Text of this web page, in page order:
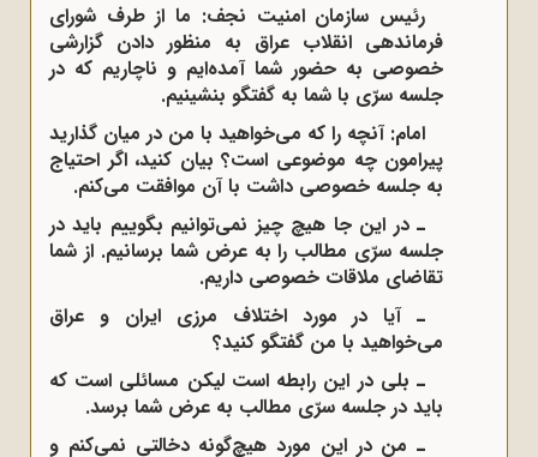
رئیس سازمان امنیت نجف: ما از طرف شورای
فرماندهی انقلاب عراق به منظور دادن گزارشی
خصوصی به حضور شما آمده‌ایم و ناچاریم که در
جلسه سرّی با شما به گفتگو بنشینیم.
امام: آنچه را که می‌خواهید با من در میان گذارید
پیرامون چه موضوعی است؟ بیان کنید، اگر احتیاج
به جلسه خصوصی داشت با آن موافقت می‌کنم.
ـ در این جا هیچ چیز نمی‌توانیم بگوییم باید در
جلسه سرّی مطالب را به عرض شما برسانیم. از شما
تقاضای ملاقات خصوصی داریم.
ـ آیا در مورد اختلاف مرزی ایران و عراق
می‌خواهید با من گفتگو کنید؟
ـ بلی در این رابطه است لیکن مسائلی است که
باید در جلسه سرّی مطالب به عرض شما برسد.
ـ من در این مورد هیچ‌گونه دخالتی نمی‌کنم و